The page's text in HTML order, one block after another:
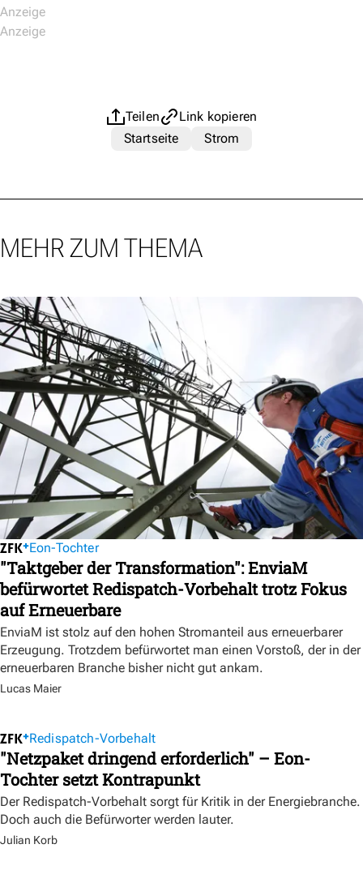
Teilen
Link kopieren
Startseite
Strom
MEHR ZUM THEMA
Eon-Tochter
"Taktgeber der Transformation": EnviaM
befürwortet Redispatch-Vorbehalt trotz Fokus
auf Erneuerbare
EnviaM ist stolz auf den hohen Stromanteil aus erneuerbarer
Erzeugung. Trotzdem befürwortet man einen Vorstoß, der in der
erneuerbaren Branche bisher nicht gut ankam.
Lucas Maier
Redispatch-Vorbehalt
"Netzpaket dringend erforderlich" – Eon-
Tochter setzt Kontrapunkt
Der Redispatch-Vorbehalt sorgt für Kritik in der Energiebranche.
Doch auch die Befürworter werden lauter.
Julian Korb